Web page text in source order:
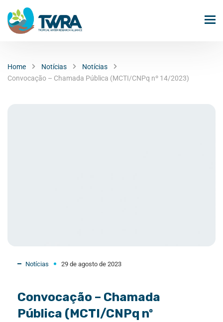
Home Notícias
Notícias
Convocação – Chamada Pública (MCTI/CNPq nº 14/2023)
Notícias 29 de agosto de 2023
Convocação – Chamada
Pública (MCTI/CNPq nº